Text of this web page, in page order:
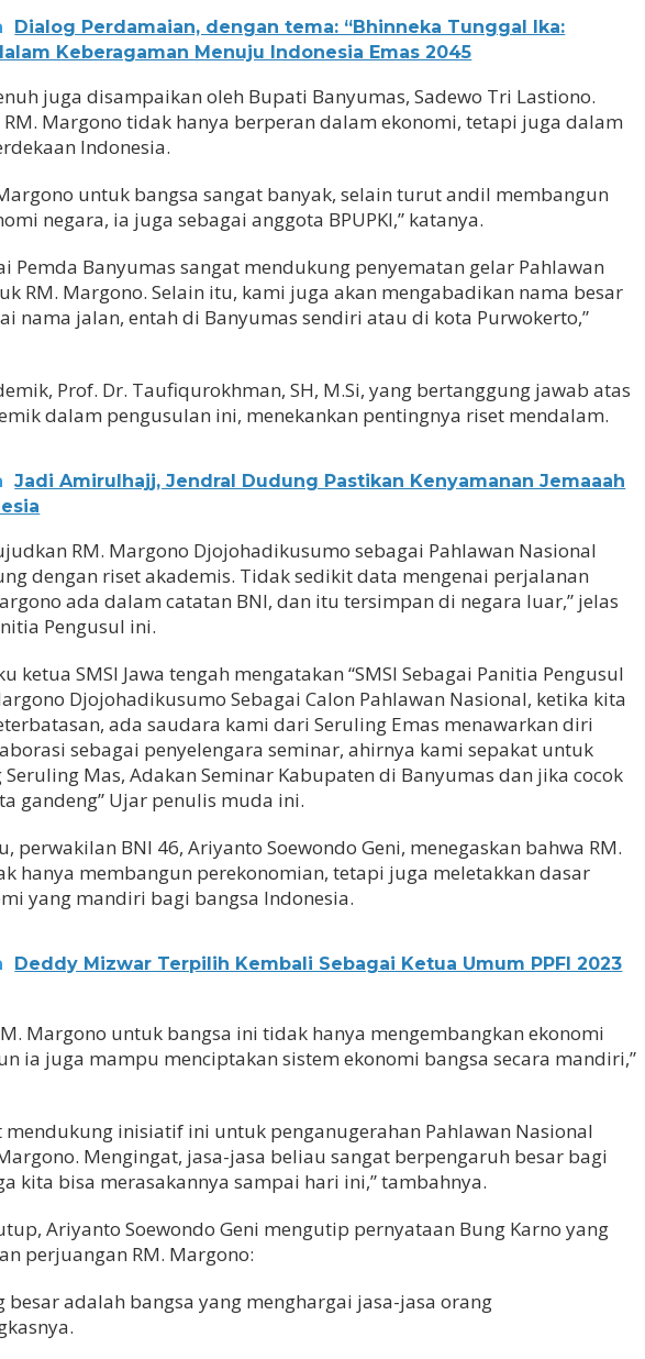
Dialog Perdamaian, dengan tema: “Bhinneka Tunggal Ika:
Keberagaman Menuju Indonesia Emas 2045
juga disampaikan oleh Bupati Banyumas, Sadewo Tri Lastiono.
Margono tidak hanya berperan dalam ekonomi, tetapi juga dalam
Indonesia.
untuk bangsa sangat banyak, selain turut andil membangun
negara, ia juga sebagai anggota BPUPKI,” katanya.
Pemda Banyumas sangat mendukung penyematan gelar Pahlawan
RM. Margono. Selain itu, kami juga akan mengabadikan nama besar
nama jalan, entah di Banyumas sendiri atau di kota Purwokerto,”
Prof. Dr. Taufiqurokhman, SH, M.Si, yang bertanggung jawab atas
dalam pengusulan ini, menekankan pentingnya riset mendalam.
Jadi Amirulhajj, Jendral Dudung Pastikan Kenyamanan Jemaaah
RM. Margono Djojohadikusumo sebagai Pahlawan Nasional
dengan riset akademis. Tidak sedikit data mengenai perjalanan
ada dalam catatan BNI, dan itu tersimpan di negara luar,” jelas
Pengusul ini.
ketua SMSI Jawa tengah mengatakan “SMSI Sebagai Panitia Pengusul
Djojohadikusumo Sebagai Calon Pahlawan Nasional, ketika kita
ada saudara kami dari Seruling Emas menawarkan diri
sebagai penyelengara seminar, ahirnya kami sepakat untuk
Seruling Mas, Adakan Seminar Kabupaten di Banyumas dan jika cocok
gandeng” Ujar penulis muda ini.
perwakilan BNI 46, Ariyanto Soewondo Geni, menegaskan bahwa RM.
hanya membangun perekonomian, tetapi juga meletakkan dasar
yang mandiri bagi bangsa Indonesia.
Deddy Mizwar Terpilih Kembali Sebagai Ketua Umum PPFI 2023
Margono untuk bangsa ini tidak hanya mengembangkan ekonomi
ia juga mampu menciptakan sistem ekonomi bangsa secara mandiri,”
mendukung inisiatif ini untuk penganugerahan Pahlawan Nasional
Mengingat, jasa-jasa beliau sangat berpengaruh besar bagi
kita bisa merasakannya sampai hari ini,” tambahnya.
Ariyanto Soewondo Geni mengutip pernyataan Bung Karno yang
perjuangan RM. Margono:
besar adalah bangsa yang menghargai jasa-jasa orang